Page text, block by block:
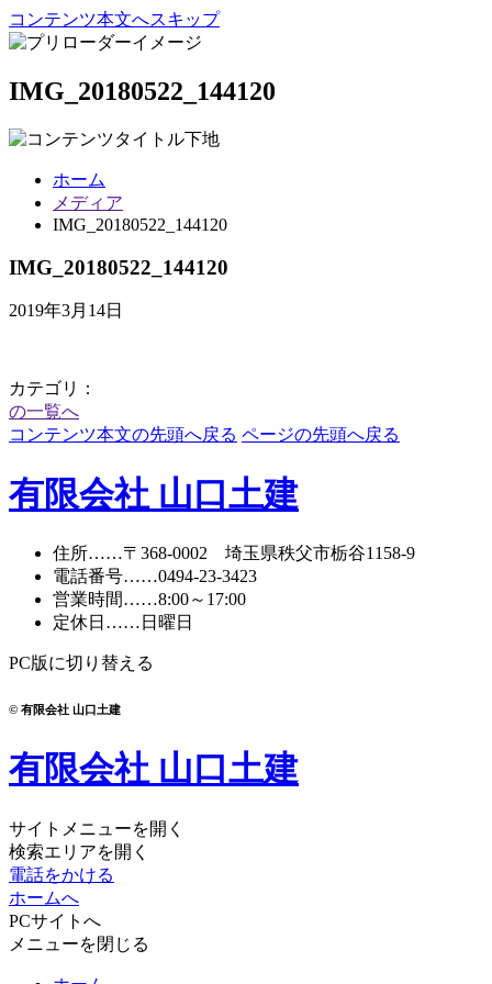
コンテンツ本文へスキップ
IMG_20180522_144120
ホーム
メディア
IMG_20180522_144120
IMG_20180522_144120
2019年3月14日
カテゴリ：
の一覧へ
コンテンツ本文の先頭へ戻る ページの先頭へ戻る
有限会社 山口土建
住所……〒368-0002 埼玉県秩父市栃谷1158-9
電話番号……0494-23-3423
営業時間……8:00～17:00
定休日 ……日曜日
PC版に切り替える
© 有限会社 山口土建
有限会社 山口土建
サイトメニューを開く
検索エリアを開く
電話をかける
ホームへ
PCサイトへ
メニューを閉じる